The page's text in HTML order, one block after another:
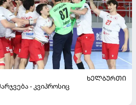
ᲮᲔᲚᲑᲣᲠᲗᲘ
- კვიპროსიც